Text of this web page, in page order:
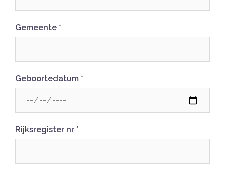
Gemeente *
Geboortedatum *
Rijksregister nr *